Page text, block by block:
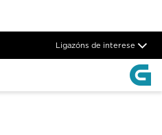
Ligazóns de interese